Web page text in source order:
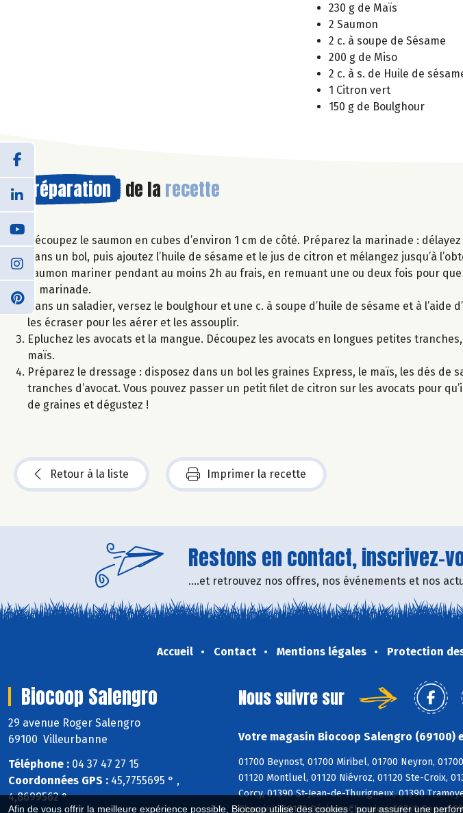
Afin de vous offrir la meilleure expérience possible, Biocoop utilise des cookies : pour assurer une
230 g de Maïs
2 Saumon
2 c. à soupe de Sésame
200 g de Miso
2 c. à s. de Huile de
1 Citron vert
150 g de Boulghour
Préparation de la recette
Découpez le saumon en cubes d’environ 1 cm de côté. Préparez la marinade :
dans un bol, puis ajoutez l’huile de sésame et le jus de citron et mélangez jusqu’à
saumon mariner pendant au moins 2h au frais, en remuant une ou deux fois pour
la marinade.
Dans un saladier, versez le boulghour et une c. à soupe d’huile de sésame et à
les écraser pour les aérer et les assouplir.
Epluchez les avocats et la mangue. Découpez les avocats en longues petites
maïs.
Préparez le dressage : disposez dans un bol les graines Express, le maïs, les dés de
tranches d’avocat. Vous pouvez passer un petit filet de citron sur les avocats pour
de graines et dégustez !
Retour à la liste Imprimer la recette
Restons en contact, inscrivez-
....et retrouvez nos offres, nos événements et nos
Accueil Contact Mentions légales Protection
Biocoop Salengro
29 avenue Roger Salengro
69100 Villeurbanne
Téléphone : 04 37 47 27 15
Coordonnées GPS : 45,7755695 ° ,
4,8699562 °
Nous suivre sur
Votre magasin Biocoop Salengro (69100)
01700 Beynost, 01700 Miribel, 01700 Neyron,
01120 Montluel, 01120 Niévroz, 01120 Ste-Croix,
Corcy, 01390 St-Jean-de-Thurigneux, 01390
Chassieu, 69150 Décines-Charpieu, 69740 Genas,